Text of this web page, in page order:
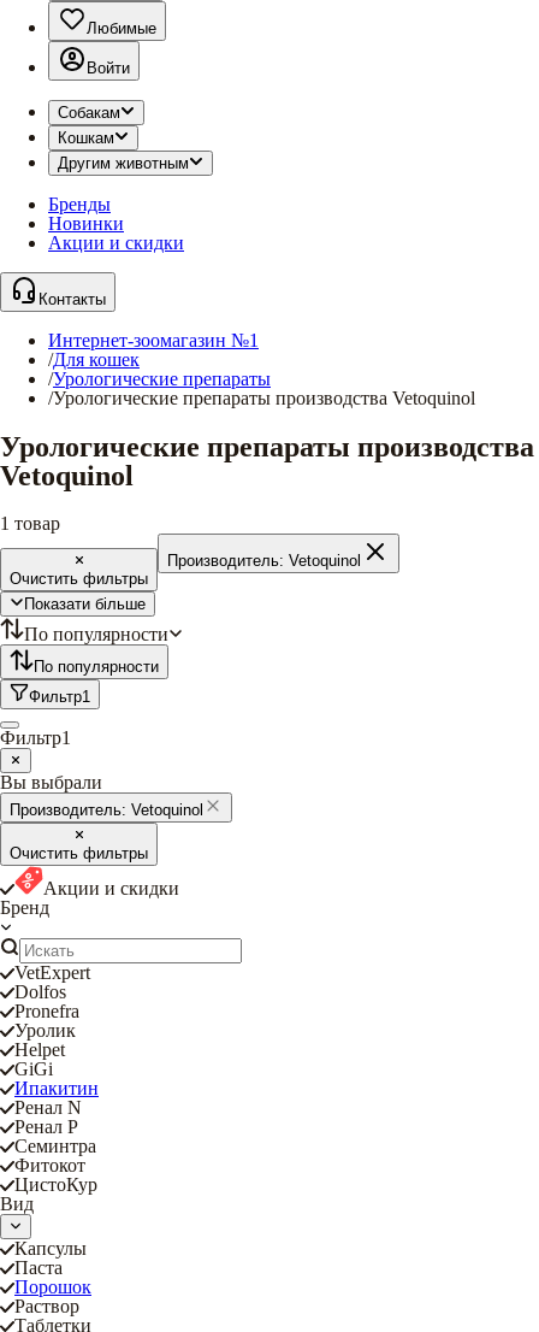
Любимые
Войти
Собакам
Кошкам
Другим животным
Бренды
Новинки
Акции и скидки
Контакты
Интернет-зоомагазин №1
/Для кошек
/Урологические препараты
/Урологические препараты производства Vetoquinol
Урологические препараты производства
Vetoquinol
1 товар
Очистить фильтры
Производитель: Vetoquinol
Показати більше
По популярности
По популярности
Фильтр1
Фильтр1
Вы выбрали
Производитель: Vetoquinol
Очистить фильтры
Акции и скидки
Бренд
VetExpert
Dolfos
Pronefra
Уролик
Helpet
GiGi
Ипакитин
Ренал N
Ренал P
Семинтра
Фитокот
ЦистоКур
Вид
Капсулы
Паста
Порошок
Раствор
Таблетки